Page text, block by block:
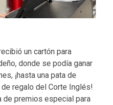
un cartón para
donde se podía ganar
¡hasta una pata de
regalo del Corte Inglés!
de premios especial para